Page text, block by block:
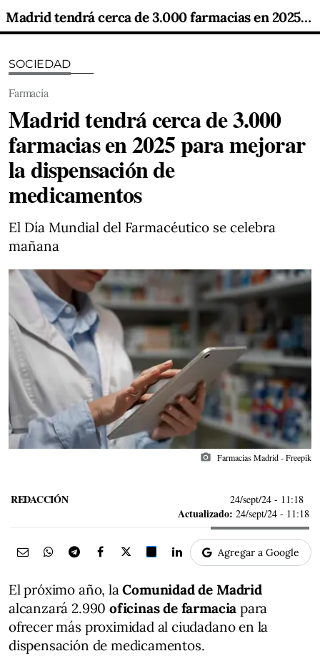
Madrid tendrá cerca de 3.000 farmacias en 2025 para mejorar la dispensación de medicamentos
SOCIEDAD
Farmacia
Madrid tendrá cerca de 3.000
farmacias en 2025 para mejorar
la dispensación de
medicamentos
El Día Mundial del Farmacéutico se celebra
mañana
photo_camera Farmacias Madrid - Freepik
REDACCIÓN 24/sept/24 - 11:18
Actualizado: 24/sept/24 - 11:18
Agregar a Google
El próximo año, laComunidad de Madrid
alcanzará 2.990 oficinas de farmacia para
ofrecer más proximidad al ciudadano en la
dispensación de medicamentos.